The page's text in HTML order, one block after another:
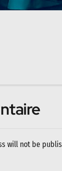
will not be